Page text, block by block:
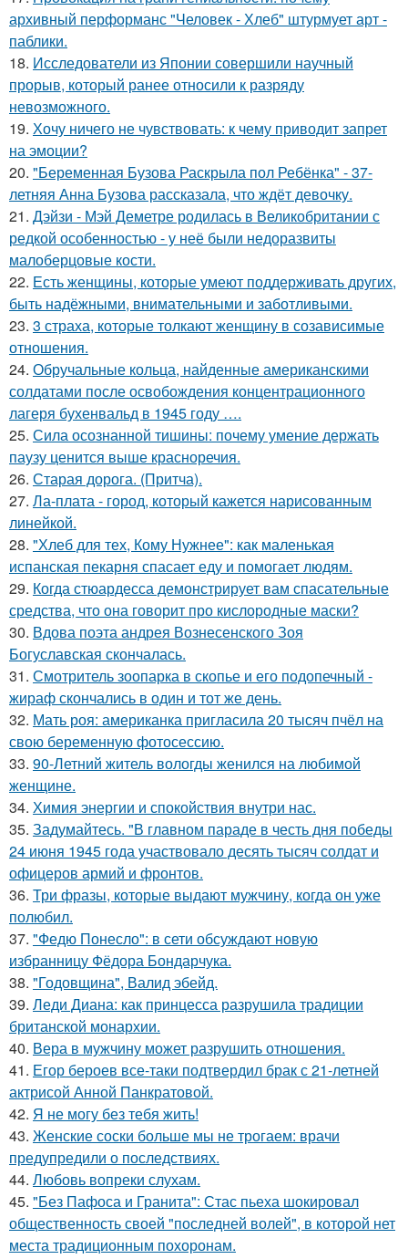
архивный перформанс "Человек - Хлеб" штурмует арт -
паблики.
18. Исследователи из Японии совершили научный
прорыв, который ранее относили к разряду
невозможного.
19. Хочу ничего не чувствовать: к чему приводит запрет
на эмоции?
20. "Беременная Бузова Раскрыла пол Ребёнка" - 37-
летняя Анна Бузова рассказала, что ждёт девочку.
21. Дэйзи - Мэй Деметре родилась в Великобритании с
редкой особенностью - у неё были недоразвиты
малоберцовые кости.
22. Есть женщины, которые умеют поддерживать других,
быть надёжными, внимательными и заботливыми.
23. 3 страха, которые толкают женщину в созависимые
отношения.
24. Обручальные кольца, найденные американскими
солдатами после освобождения концентрационного
лагеря бухенвальд в 1945 году ….
25. Сила осознанной тишины: почему умение держать
паузу ценится выше красноречия.
26. Старая дорога. (Притча).
27. Ла-плата - город, который кажется нарисованным
линейкой.
28. "Хлеб для тех, Кому Нужнее": как маленькая
испанская пекарня спасает еду и помогает людям.
29. Когда стюардесса демонстрирует вам спасательные
средства, что она говорит про кислородные маски?
30. Вдова поэта андрея Вознесенского Зоя
Богуславская скончалась.
31. Смотритель зоопарка в скопье и его подопечный -
жираф скончались в один и тот же день.
32. Мать роя: американка пригласила 20 тысяч пчёл на
свою беременную фотосессию.
33. 90-Летний житель вологды женился на любимой
женщине.
34. Химия энергии и спокойствия внутри нас.
35. Задумайтесь. "В главном параде в честь дня победы
24 июня 1945 года участвовало десять тысяч солдат и
офицеров армий и фронтов.
36. Три фразы, которые выдают мужчину, когда он уже
полюбил.
37. "Федю Понесло": в сети обсуждают новую
избранницу Фёдора Бондарчука.
38. "Годовщина", Валид эбейд.
39. Леди Диана: как принцесса разрушила традиции
британской монархии.
40. Вера в мужчину может разрушить отношения.
41. Егор бероев все-таки подтвердил брак с 21-летней
актрисой Анной Панкратовой.
42. Я не могу без тебя жить!
43. Женские соски больше мы не трогаем: врачи
предупредили о последствиях.
44. Любовь вопреки слухам.
45. "Без Пафоса и Гранита": Стас пьеха шокировал
общественность своей "последней волей", в которой нет
места традиционным похоронам.